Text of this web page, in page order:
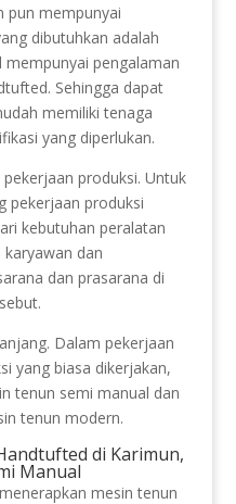
pun mempunyai
dibutuhkan adalah
pengalaman
Sehingga dapat
memiliki tenaga
yang diperlukan.
produksi. Untuk
pekerjaan produksi
kebutuhan peralatan
dan
dan prasarana di
Dalam pekerjaan
yang biasa dikerjakan,
tenun semi manual dan
tenun modern.
di Karimun,
Manual
mesin tenun